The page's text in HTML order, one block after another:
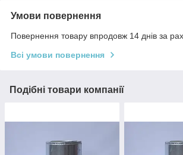
Умови повернення
Повернення товару впродовж 14 днів за
Всі умови повернення
Подібні товари компанії